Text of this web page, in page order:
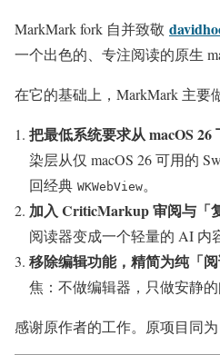
MarkMark fork 自并致敬
一个出色的、专注阅读的原生
在它的基础上，MarkMark 主要
把最低系统要求从 macOS 26
染层从仅 macOS 26 可用的
回经典 WKWebView。
加入 CriticMarkup 审阅与「
阅读器变成一个轻量的 AI 内
移除编辑功能，精简为纯「阅
焦：不做编辑器，只做安静的
感谢原作者的工作。原项目同为